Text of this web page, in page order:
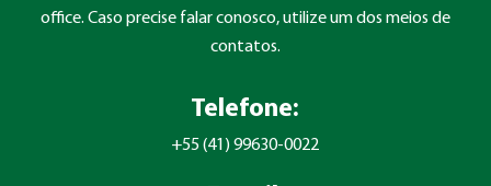
office. Caso precise falar conosco, utilize um dos meios de
contatos.
Telefone:
+55 (41) 99630-0022